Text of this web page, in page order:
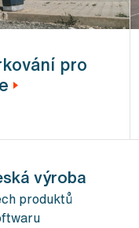
pro
výroba
produktů